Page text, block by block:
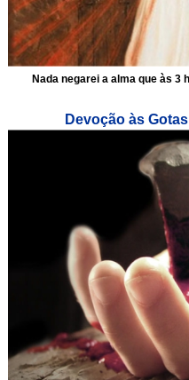
Nada negarei a alma que às
Devoção às